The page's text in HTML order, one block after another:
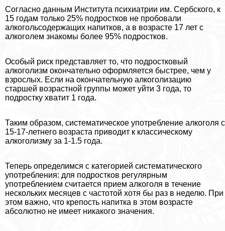
Согласно данным Института психиатрии им. Сербского, к
15 годам только 25% подростков не пробовали
алкогольсодержащих напитков, а в возрасте 17 лет с
алкоголем знакомы более 95% подростков.
Особый риск представляет то, что подростковый
алкоголизм окончательно оформляется быстрее, чем у
взрослых. Если на окончательную алкоголизацию
старшей возрастной группы может уйти 3 года, то
подростку хватит 1 года.
Таким образом, систематическое употрeбление алкоголя с
15-17-летнего возраста приводит к классическому
алкоголизму за 1-1.5 года.
Теперь определимся с категорией систематического
употрeбления: для подростков регулярным
употрeблением считается прием алкоголя в течение
нескольких месяцев с частотой хотя бы раз в неделю. При
этом важно, что крепость напитка в этом возрасте
абсолютно не имеет никакого значения.